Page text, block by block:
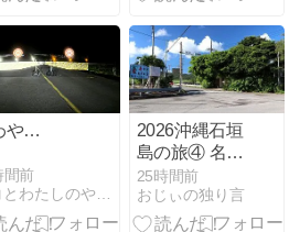
や…
間前
2026沖縄石垣
島の旅④ 名蔵
シーラ原へポ
タリング(3) 石
垣島のお米の
25時間前
おじぃの独り言